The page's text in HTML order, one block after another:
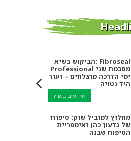
אורטל אדרי עיצוב שיער
מספרות בירושלים ומעלה
אדומים
הביקוש בשיא: Fibroseal
Professional מסכמת שני
ימי הדרכה מוצלחים – ועוד
היד נטויה
אירועים בארץ
מחלוץ למוביל שוק: סיפורו
של גדעון כהן ואימפריית
הטיפוח שבנה